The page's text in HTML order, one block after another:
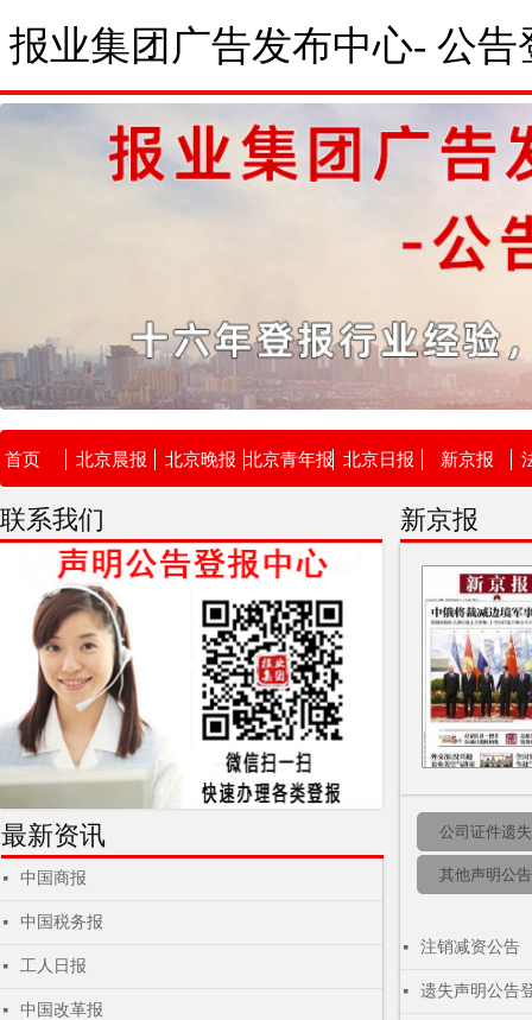
首页 北京晨报 北京晚报 北京青年报 北京日报 新京报
报业集团广告发布中心- 公告
联系我们 新京报
其他声明公告
公司证件遗失
넷 注销减资公告
넷 遗失声明公告
最新资讯
中国商报
中国税务报
工人日报
中国改革报